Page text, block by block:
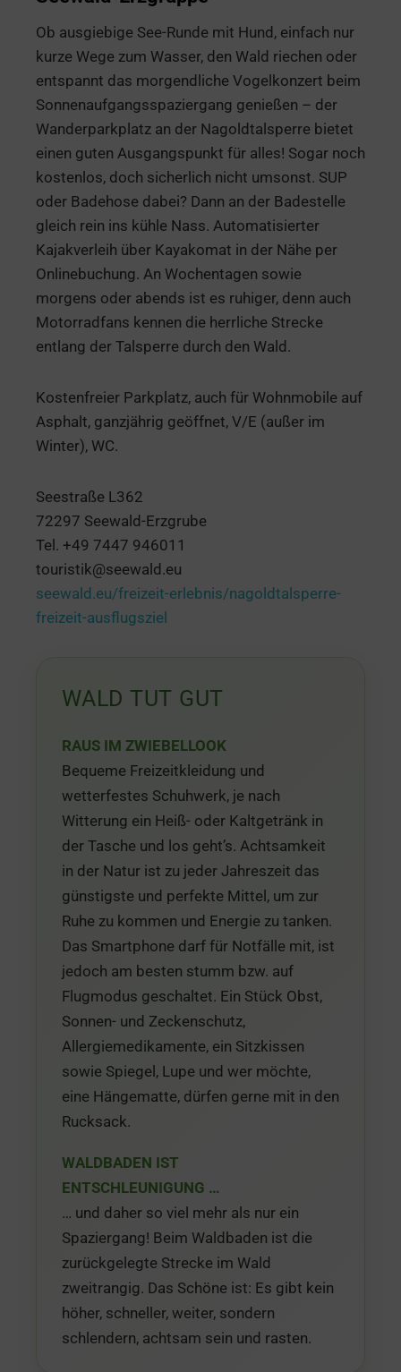
Ob ausgiebige See-Runde mit Hund, einfach nur
kurze Wege zum Wasser, den Wald riechen oder
entspannt das morgendliche Vogelkonzert beim
Sonnenaufgangsspaziergang genießen – der
Wanderparkplatz an der Nagoldtalsperre bietet
einen guten Ausgangspunkt für alles! Sogar noch
kostenlos, doch sicherlich nicht umsonst. SUP
oder Badehose dabei? Dann an der Badestelle
gleich rein ins kühle Nass. Automatisierter
Kajakverleih über Kayakomat in der Nähe per
Onlinebuchung. An Wochentagen sowie
morgens oder abends ist es ruhiger, denn auch
Motorradfans kennen die herrliche Strecke
entlang der Talsperre durch den Wald.
Kostenfreier Parkplatz, auch für Wohnmobile auf
Asphalt, ganzjährig geöffnet, V/E (außer im
Winter), WC.
Seestraße L362
72297 Seewald-Erzgrube
Tel. +49 7447 946011
touristik@seewald.eu
seewald.eu/freizeit-erlebnis/nagoldtalsperre-
freizeit-ausflugsziel
WALD TUT GUT
RAUS IM ZWIEBELLOOK
Bequeme Freizeitkleidung und
wetterfestes Schuhwerk, je nach
Witterung ein Heiß- oder Kaltgetränk in
der Tasche und los geht’s. Achtsamkeit
in der Natur ist zu jeder Jahreszeit das
günstigste und perfekte Mittel, um zur
Ruhe zu kommen und Energie zu tanken.
Das Smartphone darf für Notfälle mit, ist
jedoch am besten stumm bzw. auf
Flugmodus geschaltet. Ein Stück Obst,
Sonnen- und Zeckenschutz,
Allergiemedikamente, ein Sitzkissen
sowie Spiegel, Lupe und wer möchte,
eine Hängematte, dürfen gerne mit in den
Rucksack.
WALDBADEN IST
ENTSCHLEUNIGUNG …
… und daher so viel mehr als nur ein
Spaziergang! Beim Waldbaden ist die
zurückgelegte Strecke im Wald
zweitrangig. Das Schöne ist: Es gibt kein
höher, schneller, weiter, sondern
schlendern, achtsam sein und rasten.